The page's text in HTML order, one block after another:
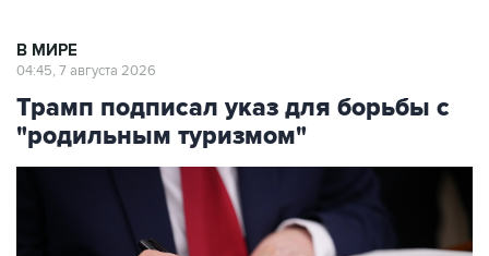
В МИРЕ
04:45, 7 августа 2026
Трамп подписал указ для борьбы с
"родильным туризмом"